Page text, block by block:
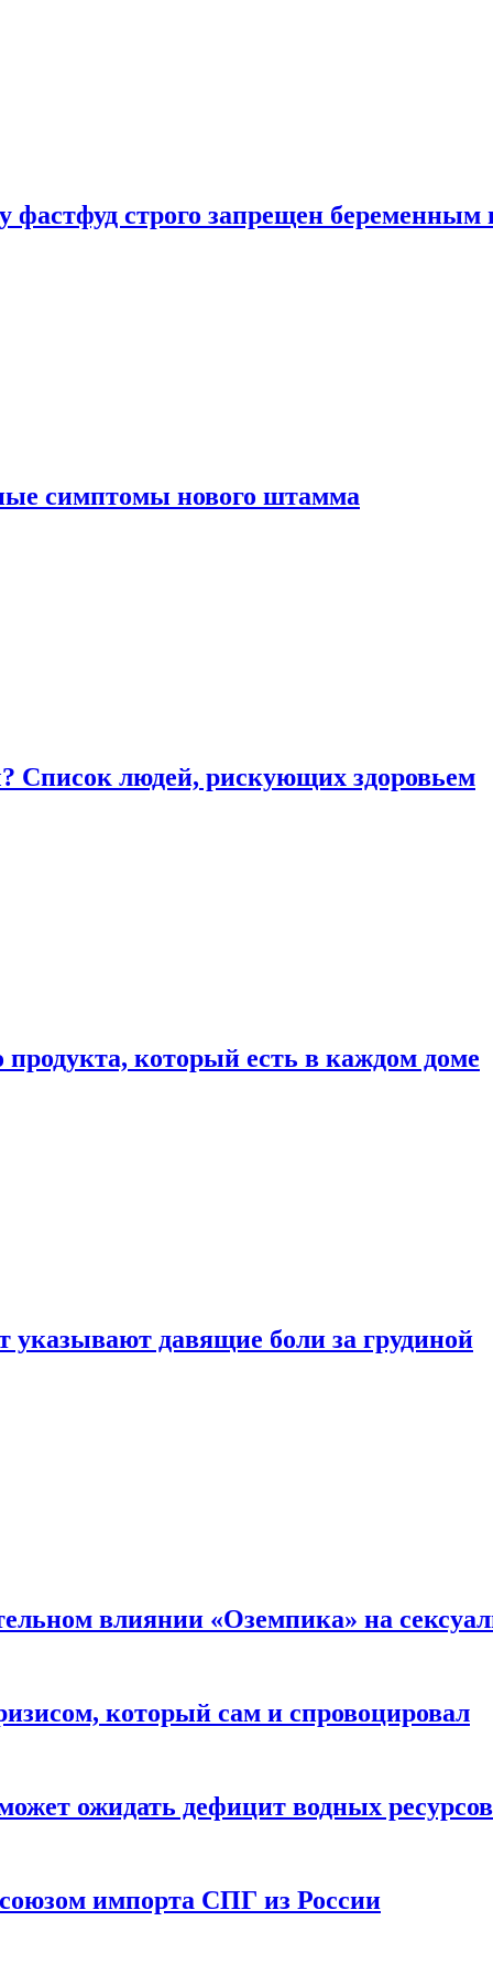
фастфуд строго запрещен беременным
симптомы нового штамма
Список людей, рискующих здоровьем
который есть в каждом доме
давящие боли за грудиной
влиянии «Оземпика» на
который сам и спровоцировал
ожидать дефицит водных ресурсов
импорта СПГ из России